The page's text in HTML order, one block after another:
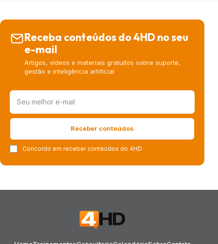
Receba conteúdos do 4HD no seu
e-mail
Artigos, vídeos e materiais gratuitos sobre suporte,
gestão e inteligência artificial
Receber conteúdos
Concordo em receber conteúdos do 4HD